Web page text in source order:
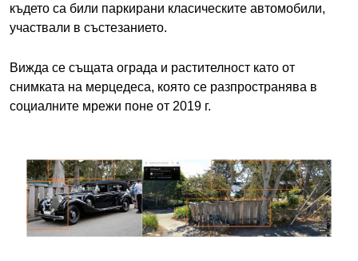
където са били паркирани класическите автомобили,
участвали в състезанието.
Вижда се същата ограда и растителност като от
снимката на мерцедеса, която се разпространява в
социалните мрежи поне от 2019 г.
Image